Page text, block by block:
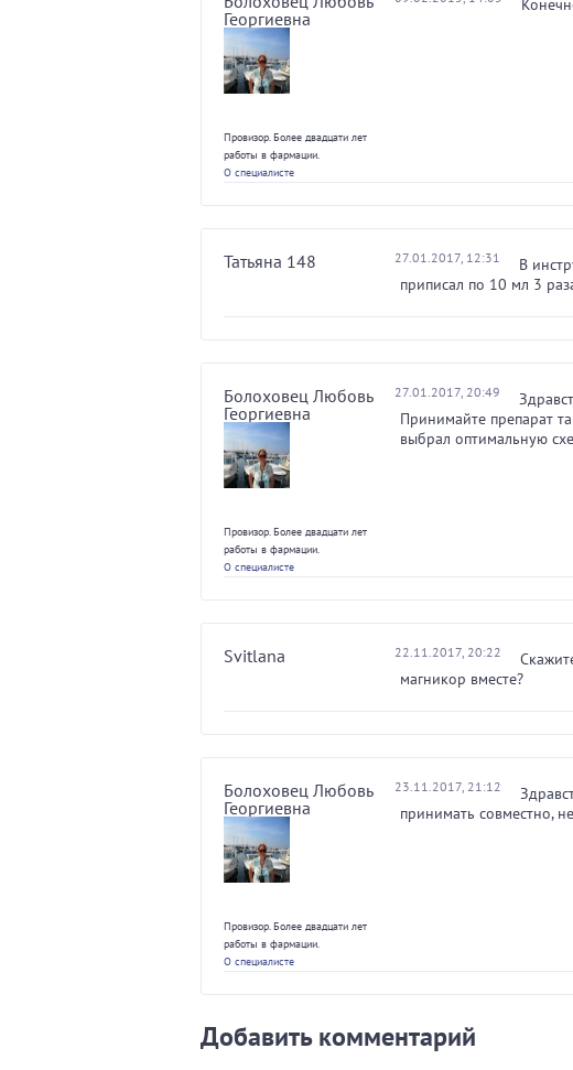
Георгиевна
Провизор. Более двадцати лет
работы в фармации.
О специалисте
Татьяна 148 27.01.2017, 12:31
В
приписал по 10 мл 3
Болоховец Любовь
Георгиевна
Провизор. Более двадцати лет
работы в фармации.
О специалисте
27.01.2017, 20:49
Принимайте препарат
выбрал оптимальную
Svitlana 22.11.2017, 20:22
магникор вместе?
Болоховец Любовь
Георгиевна
Провизор. Более двадцати лет
работы в фармации.
О специалисте
23.11.2017, 21:12
принимать совместно,
Добавить комментарий